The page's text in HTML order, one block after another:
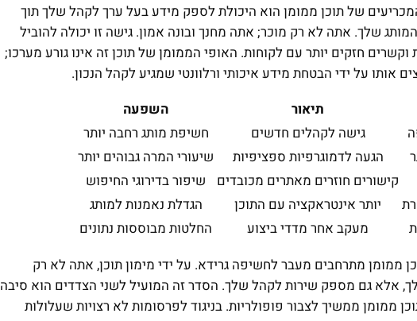
של תוכן ממומן הוא היכולת לספק מידע בעל ערך לקהל שלך תוך
שלך. אתה לא רק מוכר; אתה מחנך ובונה אמון. גישה זו יכולה להוביל
וקשרים חזקים יותר עם לקוחות. האופי הממומן של תוכן זה אינו גורע מערכו;
אותו על ידי הבטחת מידע איכותי ורלוונטי שמגיע לקהל הנכון.
תיאור
השפעה
גישה לקהלים חדשים
חשיפת מותג רחבה יותר
הגעה לדמוגרפיות ספציפיות
שיעורי המרה גבוהים יותר
קישורים חוזרים מאתרים מכובדים
שיפור בדירוגי החיפוש
יותר אינטראקציה עם התוכן
הגדלת נאמנות למותג
מעקב אחר מדדי ביצוע
החלטות מבוססות נתונים
ממומן מתרחבים מעבר לחשיפה גרידא. על ידי מימון תוכן, אתה לא רק
אלא גם מספק שירות לקהל שלך. הסדר זה המועיל לשני הצדדים הוא סיבה
ממומן ממשיך לצבור פופולריות. בניגוד לפרסומות לא רצויות שעלולות